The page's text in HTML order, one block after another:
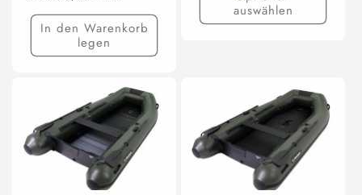
In den Warenkorb
legen
auswählen